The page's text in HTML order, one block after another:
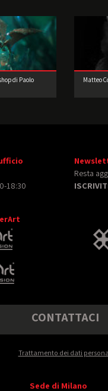
di Paolo
Matteo
18:30
Resta
CONTATTACI
Trattamento dei dati
Sede di Milano